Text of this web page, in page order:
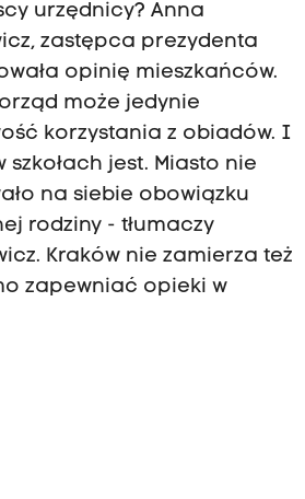
urzędnicy? Anna
zastępca prezydenta
opinię mieszkańców.
może jedynie
korzystania z obiadów. I
jest. Miasto nie
na siebie obowiązku
rodziny - tłumaczy
Kraków nie zamierza też
zapewniać opieki w